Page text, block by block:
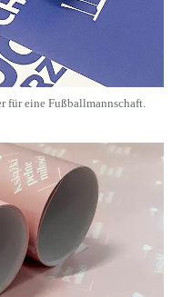
für eine Fußballmannschaft.